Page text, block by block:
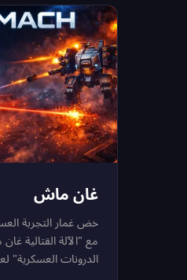
غان ماش
خض غمار التجربة
مع "الآلة القتالية
الدرونات العسكرية"